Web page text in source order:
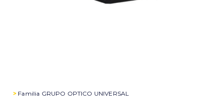
> Familia GRUPO OPTICO UNIVERSAL